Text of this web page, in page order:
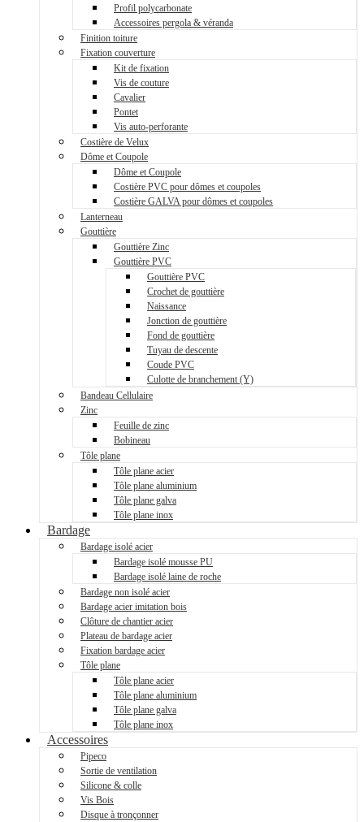
Profil polycarbonate
Accessoires pergola & véranda
Finition toiture
Fixation couverture
Kit de fixation
Vis de couture
Cavalier
Pontet
Vis auto-perforante
Costière de Velux
Dôme et Coupole
Dôme et Coupole
Costière PVC pour dômes et coupoles
Costière GALVA pour dômes et coupoles
Lanterneau
Gouttière
Gouttière Zinc
Gouttière PVC
Gouttière PVC
Crochet de gouttière
Naissance
Jonction de gouttière
Fond de gouttière
Tuyau de descente
Coude PVC
Culotte de branchement (Y)
Bandeau Cellulaire
Zinc
Feuille de zinc
Bobineau
Tôle plane
Tôle plane acier
Tôle plane aluminium
Tôle plane galva
Tôle plane inox
Bardage
Bardage isolé acier
Bardage isolé mousse PU
Bardage isolé laine de roche
Bardage non isolé acier
Bardage acier imitation bois
Clôture de chantier acier
Plateau de bardage acier
Fixation bardage acier
Tôle plane
Tôle plane acier
Tôle plane aluminium
Tôle plane galva
Tôle plane inox
Accessoires
Pipeco
Sortie de ventilation
Silicone & colle
Vis Bois
Disque à tronçonner